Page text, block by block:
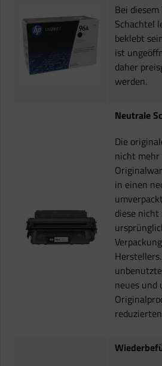
Bei
Schachtel
beklebt
ist
daher
werden.
Neutrale
Die
nicht mehr
in einen
diese
neues und